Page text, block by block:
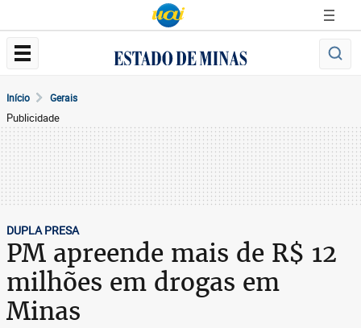
Início Gerais
Publicidade
DUPLA PRESA
PM apreende mais de R$ 12
milhões em drogas em
Minas